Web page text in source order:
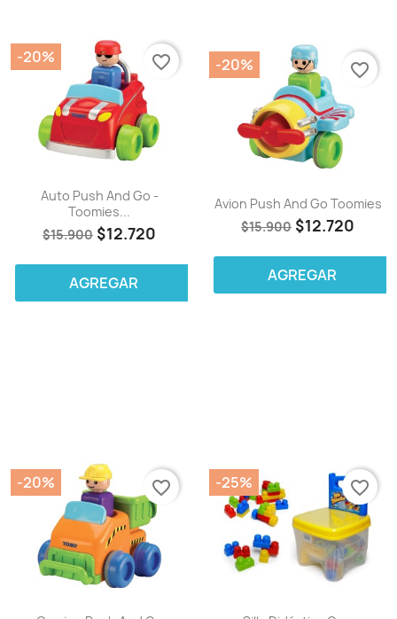
Auto Push And Go -
Toomies...
$15.900 $12.720
-20%
AGREGAR
favorite_border
Avion Push And Go Toomies
$15.900 $12.720
-20%
AGREGAR
favorite_border
-20% favorite_border -25% favorite_border